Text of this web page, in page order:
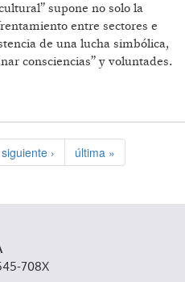
supone no solo la
entre sectores e
de una lucha simbólica,
consciencias” y voluntades.
siguiente › última »
708X